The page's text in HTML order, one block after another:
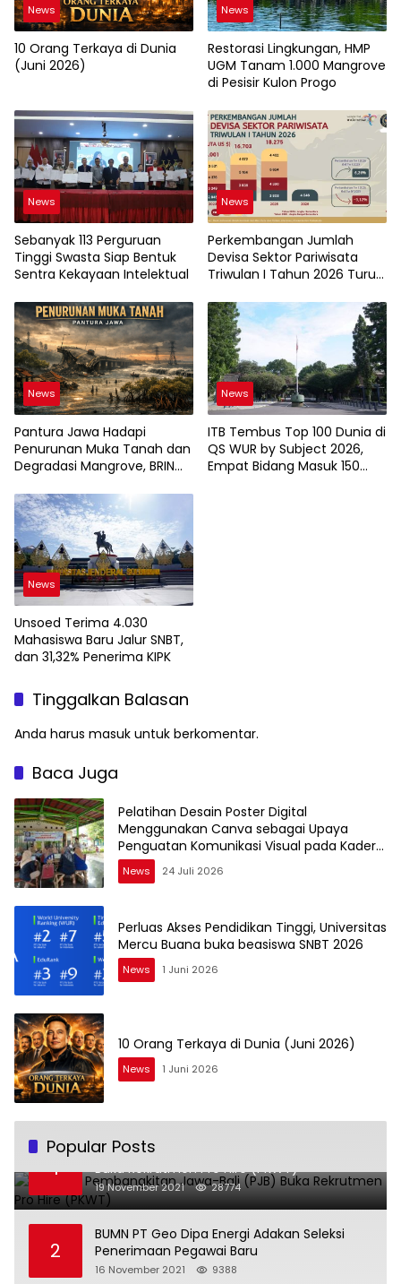
News
10 Orang Terkaya di Dunia
(Juni 2026)
News
Restorasi Lingkungan, HMP
UGM Tanam 1.000 Mangrove
di Pesisir Kulon Progo
News
Sebanyak 113 Perguruan
Tinggi Swasta Siap Bentuk
Sentra Kekayaan Intelektual
News
Perkembangan Jumlah
Devisa Sektor Pariwisata
Triwulan I Tahun 2026 Turun
News
Pantura Jawa Hadapi
Penurunan Muka Tanah dan
Degradasi Mangrove, BRIN
Teknologi Geospasial
News
ITB Tembus Top 100 Dunia di
QS WUR by Subject 2026,
Empat Bidang Masuk 150
News
Unsoed Terima 4.030
Mahasiswa Baru Jalur SNBT,
dan 31,32% Penerima KIPK
Tinggalkan Balasan
Anda harus masuk untuk berkomentar.
Baca Juga
Pelatihan Desain Poster Digital
Menggunakan Canva sebagai Upaya
Penguatan Komunikasi Visual pada Kader
PKK Kelurahan Bambu Apus
News 24 Juli 2026
Perluas Akses Pendidikan Tinggi, Universitas
Mercu Buana buka beasiswa SNBT 2026
News 1 Juni 2026
10 Orang Terkaya di Dunia (Juni 2026)
News 1 Juni 2026
Popular Posts
1
BUMN PT Pembangkitan Jawa-Bali (PJB)
Buka Rekrutmen Pro Hire (PKWT)
19 November 2021 28774
2
BUMN PT Geo Dipa Energi Adakan Seleksi
Penerimaan Pegawai Baru
16 November 2021 9388